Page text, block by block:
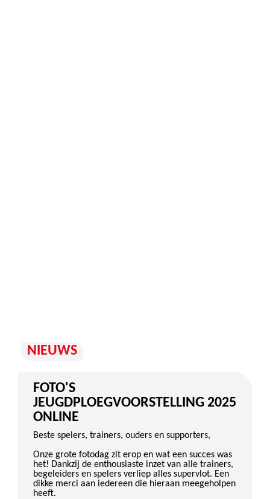
NIEUWS
FOTO'S
JEUGDPLOEGVOORSTELLING 2025
ONLINE
Beste spelers, trainers, ouders en supporters,
Onze grote fotodag zit erop en wat een succes was
het! Dankzij de enthousiaste inzet van alle trainers,
begeleiders en spelers verliep alles supervlot. Een
dikke merci aan iedereen die hieraan meegeholpen
heeft.